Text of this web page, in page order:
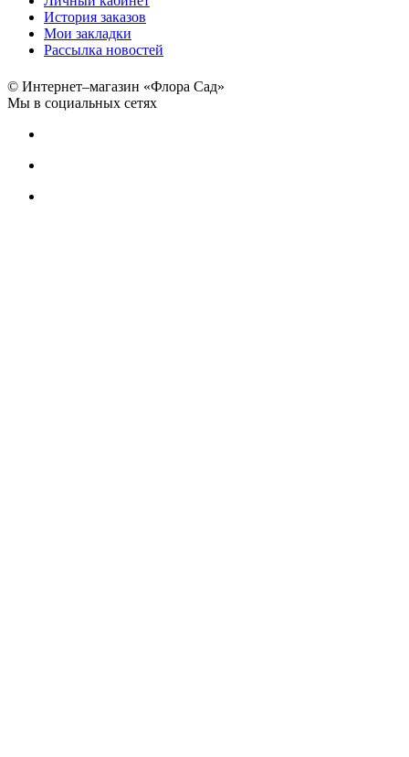
История заказов
Мои закладки
Рассылка новостей
© Интернет–магазин «Флора Сад»
Мы в социальных сетях